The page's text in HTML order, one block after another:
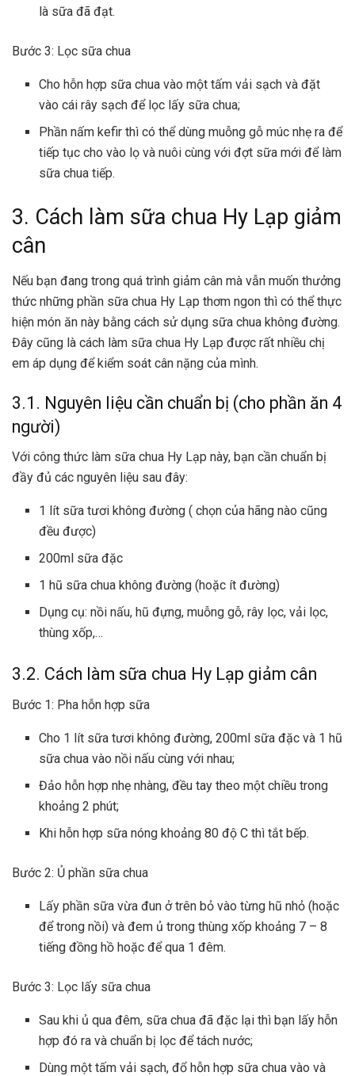
là sữa đã đạt.
Bước 3: Lọc sữa chua
Cho hỗn hợp sữa chua vào một tấm vải sạch và đặt
vào cái rây sạch để lọc lấy sữa chua;
Phần nấm kefir thì có thể dùng muỗng gỗ múc nhẹ ra để
tiếp tục cho vào lọ và nuôi cùng với đợt sữa mới để làm
sữa chua tiếp.
3. Cách làm sữa chua Hy Lạp giảm
cân
Nếu bạn đang trong quá trình giảm cân mà vẫn muốn thưởng
thức những phần sữa chua Hy Lạp thơm ngon thì có thể thực
hiện món ăn này bằng cách sử dụng sữa chua không đường.
Đây cũng là cách làm sữa chua Hy Lạp được rất nhiều chị
em áp dụng để kiểm soát cân nặng của mình.
3.1. Nguyên liệu cần chuẩn bị (cho phần ăn 4
người)
Với công thức làm sữa chua Hy Lạp này, bạn cần chuẩn bị
đầy đủ các nguyên liệu sau đây:
1 lít sữa tươi không đường ( chọn của hãng nào cũng
đều được)
200ml sữa đặc
1 hũ sữa chua không đường (hoặc ít đường)
Dụng cụ: nồi nấu, hũ đựng, muỗng gỗ, rây lọc, vải lọc,
thùng xốp,…
3.2. Cách làm sữa chua Hy Lạp giảm cân
Bước 1: Pha hỗn hợp sữa
Cho 1 lít sữa tươi không đường, 200ml sữa đặc và 1 hũ
sữa chua vào nồi nấu cùng với nhau;
Đảo hỗn hợp nhẹ nhàng, đều tay theo một chiều trong
khoảng 2 phút;
Khi hỗn hợp sữa nóng khoảng 80 độ C thì tắt bếp.
Bước 2: Ủ phần sữa chua
Lấy phần sữa vừa đun ở trên bỏ vào từng hũ nhỏ (hoặc
để trong nồi) và đem ủ trong thùng xốp khoảng 7 – 8
tiếng đồng hồ hoặc để qua 1 đêm.
Bước 3: Lọc lấy sữa chua
Sau khi ủ qua đêm, sữa chua đã đặc lại thì bạn lấy hỗn
hợp đó ra và chuẩn bị lọc để tách nước;
Dùng một tấm vải sạch, đổ hỗn hợp sữa chua vào và